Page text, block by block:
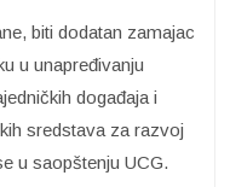
biti dodatan zamajac
u unapređivanju
događaja i
sredstava za razvoj
u saopštenju UCG.